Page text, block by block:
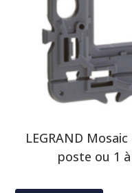
LEGRAND
poste ou 1